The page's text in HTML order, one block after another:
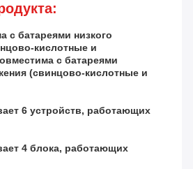
с батареями низкого
кислотные и
с батареями
(свинцово-кислотные и
6 устройств, работающих
4 блока, работающих